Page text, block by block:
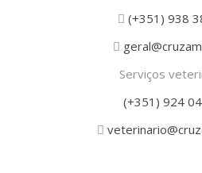
(+351) 938
Serviços
(+351) 924